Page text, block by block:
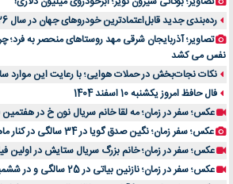
رده‌بندی جدید قابل‌اعتمادترین خودروهای جهان در سال 2026
تصاویر؛ آذربایجان شرقی مهد روستاهای منحصر به فرد؛
نفس می کشد
نکات نجات‌بخش در حملات هوایی؛ با رعایت این موارد
فال حافظ امروز یکشنبه 10 اسفند 1404
عکس؛ سفر در زمان؛ مه لقا خانم سریال نون خ در هفتمین
عکس؛ سفر زمان؛ نگین صدق گویا در 34 سالگی در کنار ماهایا پطروسیان
عکس؛ سفر در زمان؛ خانم بزرگ سریال ستایش در اولین
عکس؛ سفر در زمان؛ نازنین بیاتی در 25 سالگی و در ششمین فیلم اش؛ سال 93